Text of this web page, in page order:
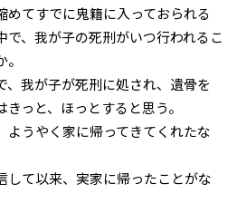
めてすでに鬼籍に入っておられる
で、我が子の死刑がいつ行われるこ
、我が子が死刑に処され、遺骨を
っと、ほっとすると思う。
ようやく家に帰ってきてくれたな
して以来、実家に帰ったことがな